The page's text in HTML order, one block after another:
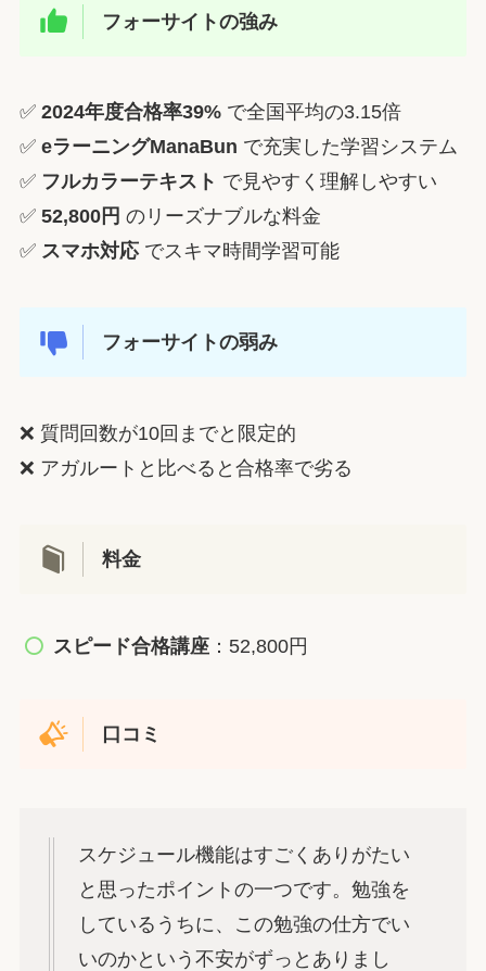
フォーサイトの強み
✅ 2024年度合格率39%で全国平均の3.15倍
✅ eラーニングManaBun で充実した学習システム
✅ フルカラーテキスト で見やすく理解しやすい
✅ 52,800円 のリーズナブルな料金
✅ スマホ対応でスキマ時間学習可能
フォーサイトの弱み
❌ 質問回数が10回までと限定的
❌ アガルートと比べると合格率で劣る
料金
スピード合格講座 ：52,800円
口コミ
スケジュール機能はすごくありがたい
と思ったポイントの一つです。勉強を
しているうちに、この勉強の仕方でい
いのかという不安がずっとありまし